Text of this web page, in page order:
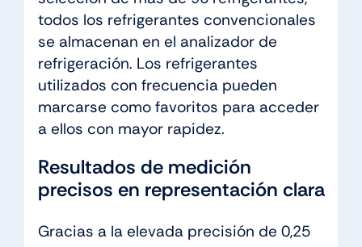
todos los refrigerantes convencionales
se almacenan en el analizador de
refrigeración. Los refrigerantes
utilizados con frecuencia pueden
marcarse como favoritos para acceder
a ellos con mayor rapidez.
Resultados de medición
precisos en representación clara
Gracias a la elevada precisión de 0,25